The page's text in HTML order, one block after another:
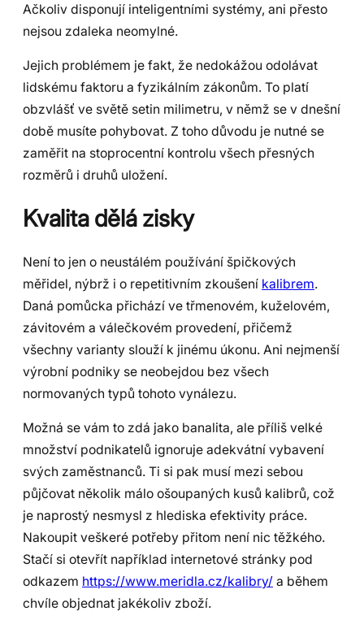
Ačkoliv disponují inteligentními systémy, ani přesto
nejsou zdaleka neomylné.
Jejich problémem je fakt, že nedokážou odolávat
lidskému faktoru a fyzikálním zákonům. To platí
obzvlášť ve světě setin milimetru, v němž se v dnešní
době musíte pohybovat. Z toho důvodu je nutné se
zaměřit na stoprocentní kontrolu všech přesných
rozměrů i druhů uložení.
Kvalita dělá zisky
Není to jen o neustálém používání špičkových
měřidel, nýbrž i o repetitivním zkoušení kalibrem.
Daná pomůcka přichází ve třmenovém, kuželovém,
závitovém a válečkovém provedení, přičemž
všechny varianty slouží k jinému úkonu. Ani nejmenší
výrobní podniky se neobejdou bez všech
normovaných typů tohoto vynálezu.
Možná se vám to zdá jako banalita, ale příliš velké
množství podnikatelů ignoruje adekvátní vybavení
svých zaměstnanců. Ti si pak musí mezi sebou
půjčovat několik málo ošoupaných kusů kalibrů, což
je naprostý nesmysl z hlediska efektivity práce.
Nakoupit veškeré potřeby přitom není nic těžkého.
Stačí si otevřít například internetové stránky pod
odkazem https://www.meridla.cz/kalibry/ a během
chvíle objednat jakékoliv zboží.